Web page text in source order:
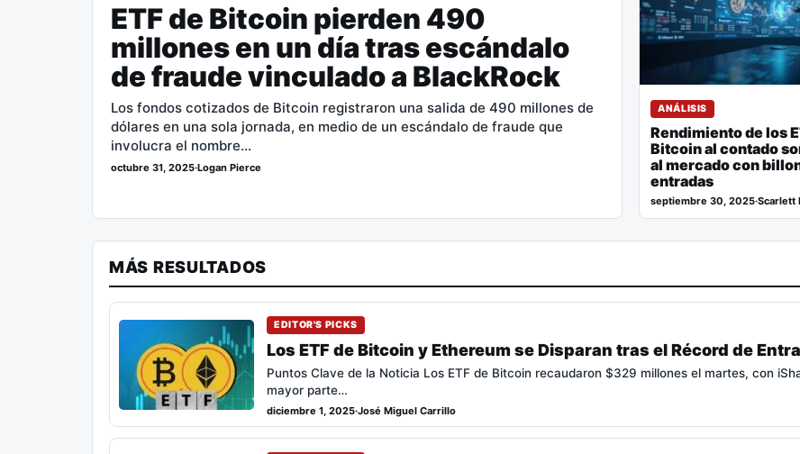
ETF de Bitcoin pierden 490
millones en un día tras escándalo
de fraude vinculado a BlackRock
Los fondos cotizados de Bitcoin registraron una salida de 490 millones de
dólares en una sola jornada, en medio de un escándalo de fraude que
involucra el nombre…
octubre 31, 2025·Logan Pierce
ANÁLISIS
Rendimiento de los
Bitcoin al contado
al mercado con
entradas
septiembre 30, 2025·Scarlett
MÁS RESULTADOS
EDITOR'S PICKS
Los ETF de Bitcoin y Ethereum se Disparan tras el Récord de
Puntos Clave de la Noticia Los ETF de Bitcoin recaudaron $329 millones el martes, con
mayor parte…
diciembre 1, 2025·José Miguel Carrillo